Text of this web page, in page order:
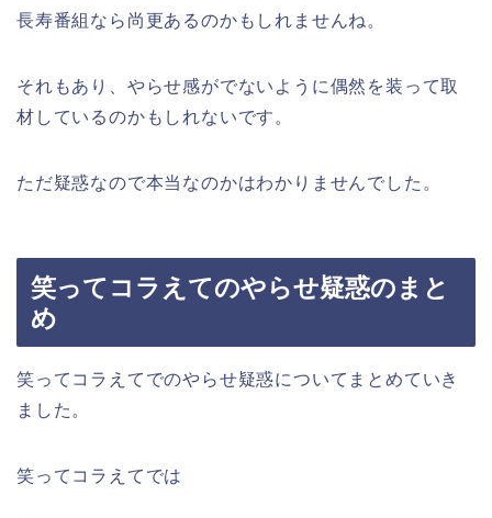
長寿番組なら尚更あるのかもしれませんね。
それもあり、やらせ感がでないように偶然を装って取
材しているのかもしれないです。
ただ疑惑なので本当なのかはわかりませんでした。
笑ってコラえてのやらせ疑惑のまと
め
笑ってコラえてでのやらせ疑惑についてまとめていき
ました。
笑ってコラえてでは